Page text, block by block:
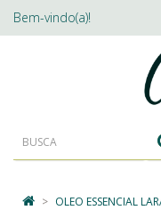
Bem-vindo(a)!
OLEO ESSENCIAL